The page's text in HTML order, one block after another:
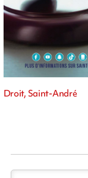
Droit, Saint-André